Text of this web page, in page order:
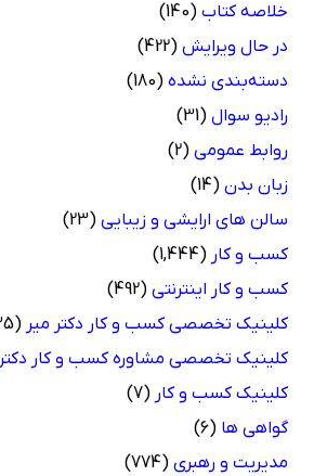
خلاصه کتاب (140)
در حال ویرایش (422)
دسته‌بندی نشده (180)
رادیو سوال (31)
روابط عمومی (2)
زبان بدن (14)
سالن های ارایشی و زیبایی (23)
کسب و کار (1,444)
کسب و کار اینترنتی (492)
کلینیک تخصصی کسب و کار دکتر میر (735)
کلینیک تخصصی مشاوره کسب و کار دکتر میر
کلینیک کسب و کار (7)
گواهی ها (6)
مدیریت و رهبری (774)